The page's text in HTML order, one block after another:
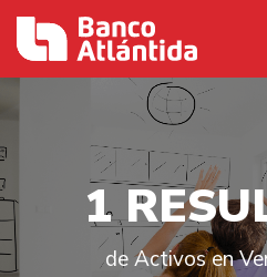
1 RESU
de Activos en